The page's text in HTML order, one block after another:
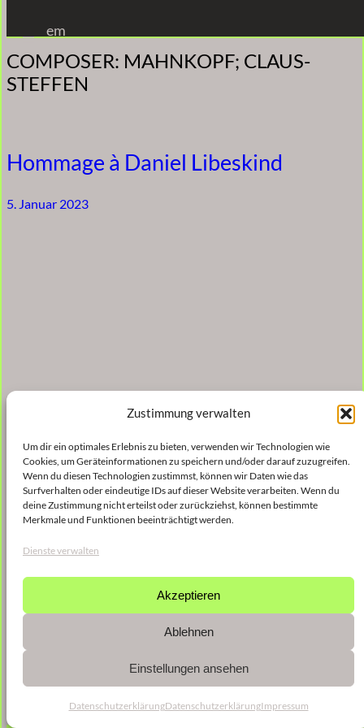
Zustimmung verwalten
Um dir ein optimales Erlebnis zu bieten, verwenden wir Technologien wie
Cookies, um Geräteinformationen zu speichern und/oder darauf zuzugreifen.
Wenn du diesen Technologien zustimmst, können wir Daten wie das
Surfverhalten oder eindeutige IDs auf dieser Website verarbeiten. Wenn du
deine Zustimmung nicht erteilst oder zurückziehst, können bestimmte
Merkmale und Funktionen beeinträchtigt werden.
Dienste verwalten
Akzeptieren
Ablehnen
Einstellungen ansehen
DatenschutzerklärungDatenschutzerklärungImpressum
Inhalt
springen
em
COMPOSER: MAHNKOPF; CLAUS-
STEFFEN
Hommage à Daniel Libeskind
5. Januar 2023